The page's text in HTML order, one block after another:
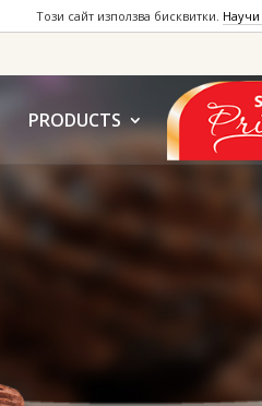
PRODUCTS
Този сайт използва бисквитки.